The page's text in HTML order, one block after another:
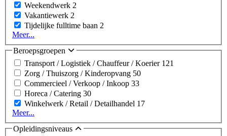
Weekendwerk 2
Vakantiewerk 2
Tijdelijke fulltime baan 2
Meer...
Beroepsgroepen
Transport / Logistiek / Chauffeur / Koerier 121
Zorg / Thuiszorg / Kinderopvang 50
Commercieel / Verkoop / Inkoop 33
Horeca / Catering 30
Winkelwerk / Retail / Detailhandel 17
Meer...
Opleidingsniveaus